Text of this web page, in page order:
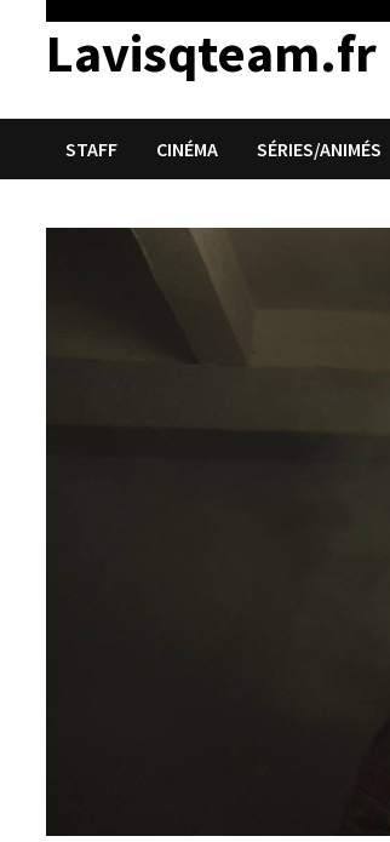
Lavisqteam.fr
STAFF CINÉMA SÉRIES/ANIMÉS